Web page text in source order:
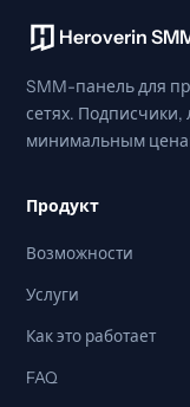
Heroverin
SMM-панель для
сетях.
минимальным
Продукт
Возможности
Услуги
Как это работает
FAQ